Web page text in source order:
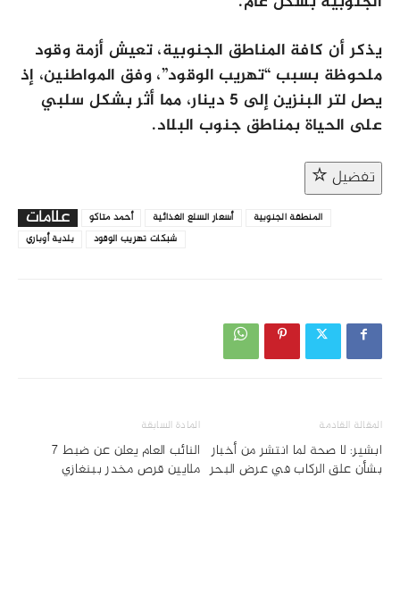
يذكر أن كافة المناطق الجنوبية، تعيش أزمة وقود
ملحوظة بسبب “تهريب الوقود”، وفق المواطنين، إذ
يصل لتر البنزين إلى 5 دينار، مما أثر بشكل سلبي
على الحياة بمناطق جنوب البلاد.
تفضيل
علامات
أحمد متاكو أسعار السلع الغذائية
المنطقة الجنوبية
بلدية أوباري
شبكات تهريب الوقود
المادة السابقة
النائب العام يعلن عن ضبط 7
ملايين قرص مخدر ببنغازي
المقالة القادمة
ابشير: لا صحة لما انتشر من أخبار
بشأن علق الركاب في عرض البحر